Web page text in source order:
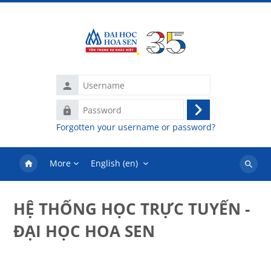
Username
Password
Log
in
Forgotten your username or password?
More English ‎(en)‎
Search
HỆ THỐNG HỌC TRỰC TUYẾN -
ĐẠI HỌC HOA SEN